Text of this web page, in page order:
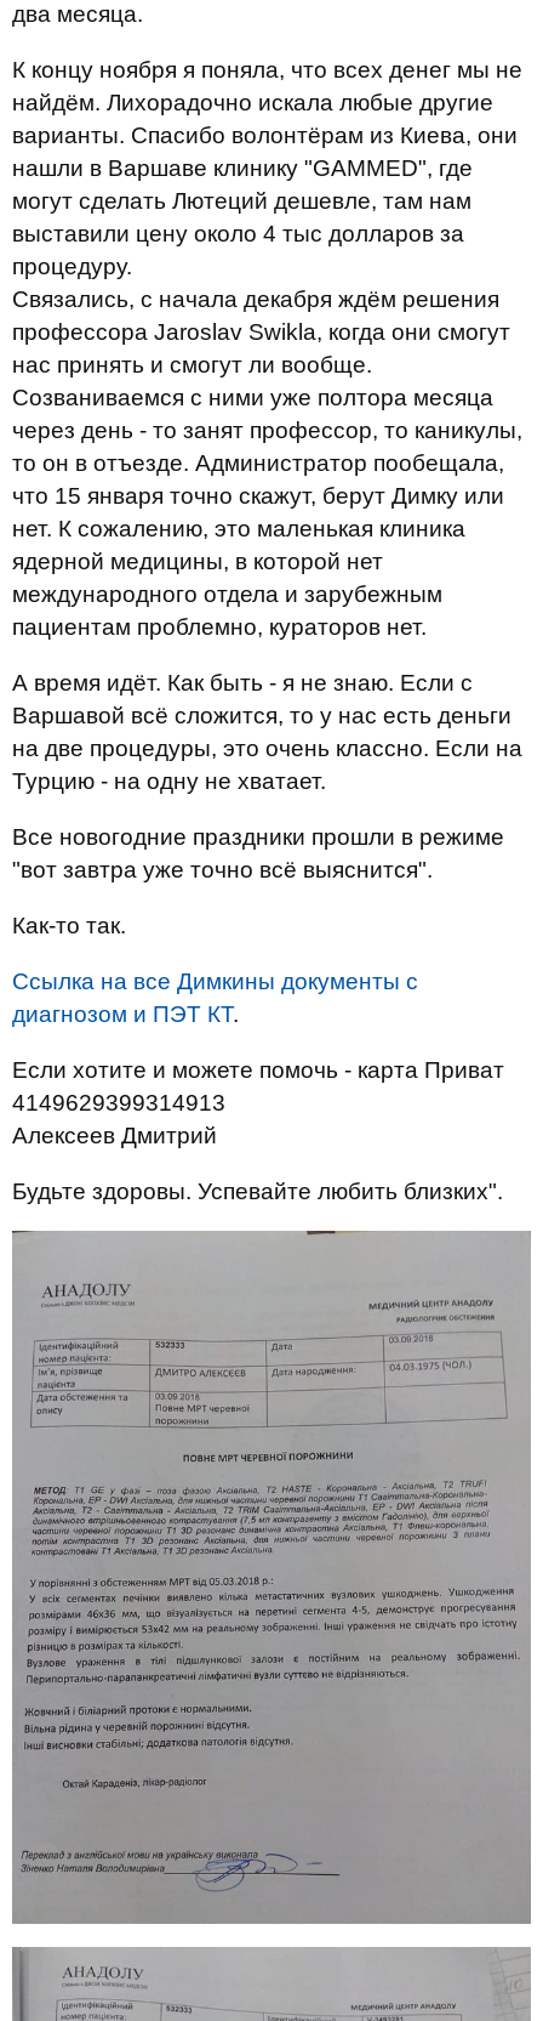
два месяца.
К концу ноября я поняла, что всех денег мы не
найдём. Лихорадочно искала любые другие
варианты. Спасибо волонтёрам из Киева, они
нашли в Варшаве клинику "GAMMED", где
могут сделать Лютеций дешевле, там нам
выставили цену около 4 тыс долларов за
процедуру.
Связались, с начала декабря ждём решения
профессора Jaroslav Swikla, когда они смогут
нас принять и смогут ли вообще.
Созваниваемся с ними уже полтора месяца
через день - то занят профессор, то каникулы,
то он в отъезде. Администратор пообещала,
что 15 января точно скажут, берут Димку или
нет. К сожалению, это маленькая клиника
ядерной медицины, в которой нет
международного отдела и зарубежным
пациентам проблемно, кураторов нет.
А время идёт. Как быть - я не знаю. Если с
Варшавой всё сложится, то у нас есть деньги
на две процедуры, это очень классно. Если на
Турцию - на одну не хватает.
Все новогодние праздники прошли в режиме
"вот завтра уже точно всё выяснится".
Как-то так.
Ссылка на все Димкины документы с
диагнозом и ПЭТ КТ.
Если хотите и можете помочь - карта Приват
4149629399314913
Алексеев Дмитрий
Будьте здоровы. Успевайте любить близких".